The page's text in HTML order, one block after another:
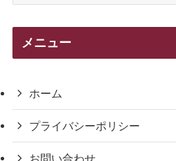
メニュー
ホーム
プライバシーポリシー
お問い合わせ